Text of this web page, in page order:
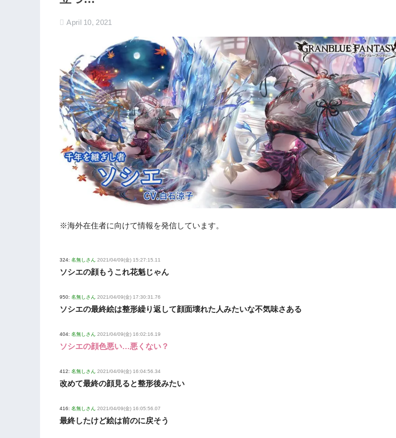
April 10, 2021
※海外在住者に向けて情報を発信しています。
324: 名無しさん 2021/04/09(金) 15:27:15.11
ソシエの顔もうこれ花魁じゃん
950: 名無しさん 2021/04/09(金) 17:30:31.76
ソシエの最終絵は整形繰り返して顔面壊れた人みたいな不気味さある
404: 名無しさん 2021/04/09(金) 16:02:16.19
ソシエの顔色悪い…悪くない？
412: 名無しさん 2021/04/09(金) 16:04:56.34
改めて最終の顔見ると整形後みたい
416: 名無しさん 2021/04/09(金) 16:05:56.07
最終したけど絵は前のに戻そう